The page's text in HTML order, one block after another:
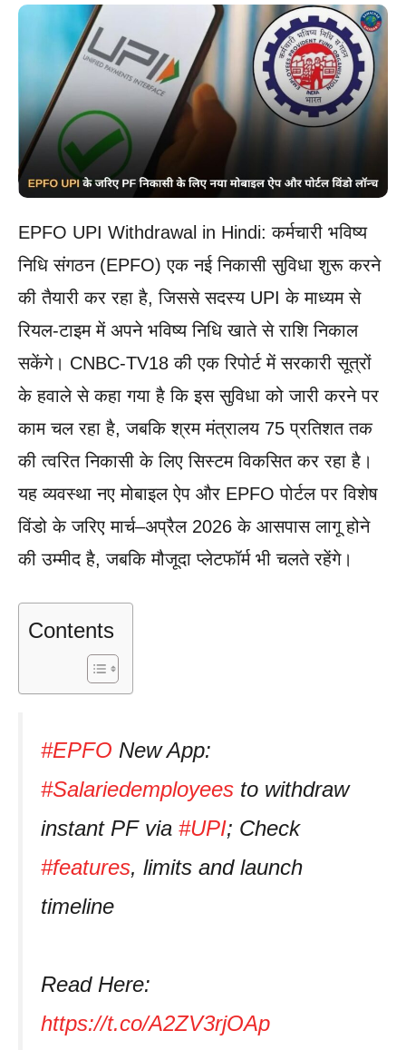
EPFO UPI Withdrawal in Hindi: कर्मचारी भविष्य
निधि संगठन (EPFO) एक नई निकासी सुविधा शुरू करने
की तैयारी कर रहा है, जिससे सदस्य UPI के माध्यम से
रियल-टाइम में अपने भविष्य निधि खाते से राशि निकाल
सकेंगे। CNBC-TV18 की एक रिपोर्ट में सरकारी सूत्रों
के हवाले से कहा गया है कि इस सुविधा को जारी करने पर
काम चल रहा है, जबकि श्रम मंत्रालय 75 प्रतिशत तक
की त्वरित निकासी के लिए सिस्टम विकसित कर रहा है।
यह व्यवस्था नए मोबाइल ऐप और EPFO पोर्टल पर विशेष
विंडो के जरिए मार्च–अप्रैल 2026 के आसपास लागू होने
की उम्मीद है, जबकि मौजूदा प्लेटफॉर्म भी चलते रहेंगे।
Contents
#EPFO New App:
#Salariedemployees to withdraw
instant PF via #UPI; Check
#features, limits and launch
timeline
Read Here:
https://t.co/A2ZV3rjOAp